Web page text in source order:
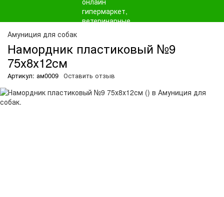
Амуниция для собак
Намордник пластиковый №9
75х8х12см
Артикул: ам0009 Оставить отзыв